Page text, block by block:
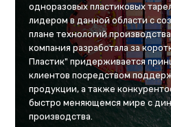
одноразовых пластиковых
лидером в данной области с
плане технологий
компания разработала за
Пластик" придерживается
клиентов посредством
продукции, а также
быстро меняющемся мире с
производства.